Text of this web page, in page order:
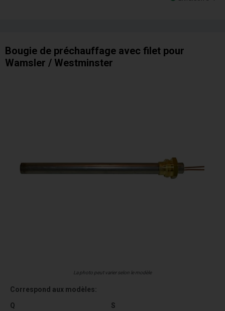
Bougie de préchauffage avec filet pour
Wamsler / Westminster
La photo peut varier selon le modèle
Correspond aux modèles:
Q
S